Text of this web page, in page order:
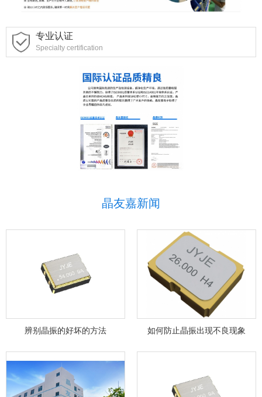
专业认证
Specialty certification
晶友嘉新闻
辨别晶振的好坏的方法 如何防止晶振出现不良现象